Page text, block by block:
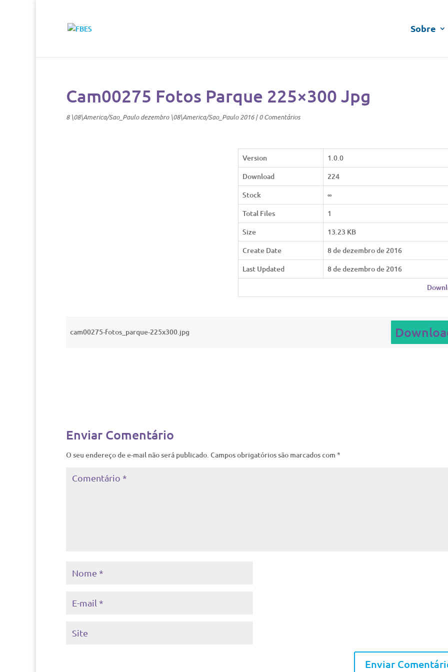
Sobre
Cam00275 Fotos Parque 225×300 Jpg
8 \08\America/Sao_Paulo dezembro \08\America/Sao_Paulo 2016|0 Comentários
Version
1.0.0
Download
224
Stock
∞
Total Files
1
Size
13.23 KB
Create Date
8 de dezembro de 2016
Last Updated
8 de dezembro de 2016
cam00275-fotos_parque-225x300.jpg
Enviar Comentário
O seu endereço de e-mail não será publicado. Campos obrigatórios são marcados com *